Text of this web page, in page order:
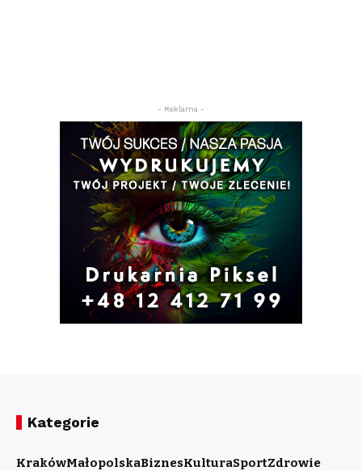
- Reklama -
Kategorie
KrakówMałopolskaBiznesKulturaSportZdrowie